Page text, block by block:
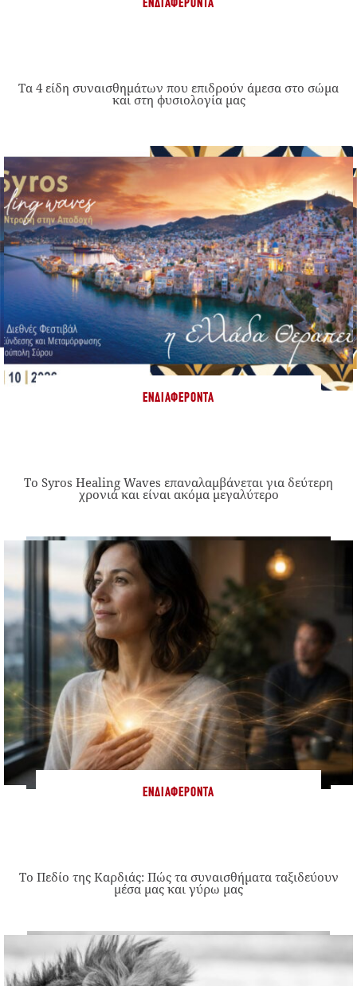
ΕΝΔΙΑΦΈΡΟΝΤΑ
Τα 4 είδη συναισθημάτων που επιδρούν άμεσα στο σώμα
και στη φυσιολογία μας
ΕΝΔΙΑΦΈΡΟΝΤΑ
Το Syros Healing Waves επαναλαμβάνεται για δεύτερη
χρονιά και είναι ακόμα μεγαλύτερο
ΕΝΔΙΑΦΈΡΟΝΤΑ
Το Πεδίο της Καρδιάς: Πώς τα συναισθήματα ταξιδεύουν
μέσα μας και γύρω μας